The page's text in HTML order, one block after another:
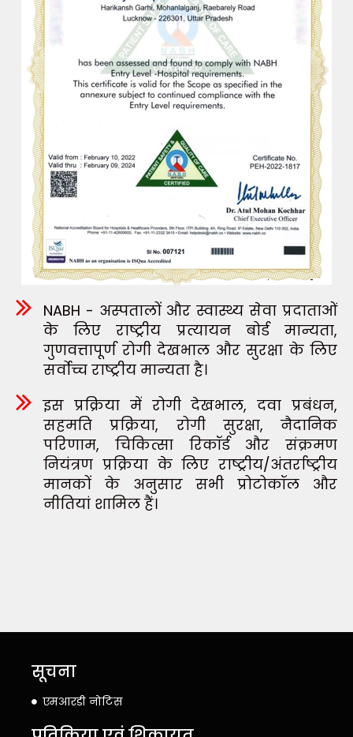
NABH - अस्पतालों और स्वास्थ्य सेवा प्रदाताओं
के लिए राष्ट्रीय प्रत्यायन बोर्ड मान्यता,
गुणवत्तापूर्ण रोगी देखभाल और सुरक्षा के लिए
सर्वोच्च राष्ट्रीय मान्यता है।
इस प्रक्रिया में रोगी देखभाल, दवा प्रबंधन,
सहमति प्रक्रिया, रोगी सुरक्षा, नैदानिक
परिणाम, चिकित्सा रिकॉर्ड और संक्रमण
नियंत्रण प्रक्रिया के लिए राष्ट्रीय/अंतर्राष्ट्रीय
मानकों के अनुसार सभी प्रोटोकॉल और
नीतियां शामिल हैं।
सूचना
एमआरडी नोटिस